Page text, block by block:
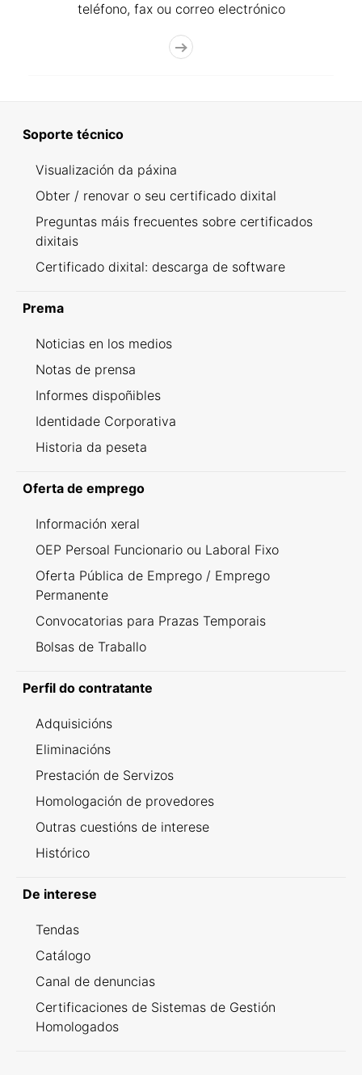
teléfono, fax ou correo electrónico
Soporte técnico
Visualización da páxina
Obter / renovar o seu certificado dixital
Preguntas máis frecuentes sobre certificados
dixitais
Certificado dixital: descarga de software
Prema
Noticias en los medios
Notas de prensa
Informes dispoñibles
Identidade Corporativa
Historia da peseta
Oferta de emprego
Información xeral
OEP Persoal Funcionario ou Laboral Fixo
Oferta Pública de Emprego / Emprego
Permanente
Convocatorias para Prazas Temporais
Bolsas de Traballo
Perfil do contratante
Adquisicións
Eliminacións
Prestación de Servizos
Homologación de provedores
Outras cuestións de interese
Histórico
De interese
Tendas
Catálogo
Canal de denuncias
Certificaciones de Sistemas de Gestión
Homologados